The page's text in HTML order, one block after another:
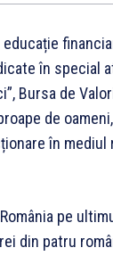
în special
Bursa de
de
în mediul
pe
din patru